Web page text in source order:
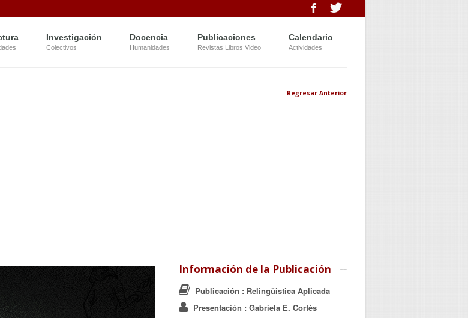
Investigación
Colectivos
Docencia
Humanidades
Publicaciones
Revistas Libros Video
Calendario
Actividades
Regresar Anterior
Información de la Publicación
Publicación : Relingüistica Aplicada
Presentación : Gabriela E. Cortés